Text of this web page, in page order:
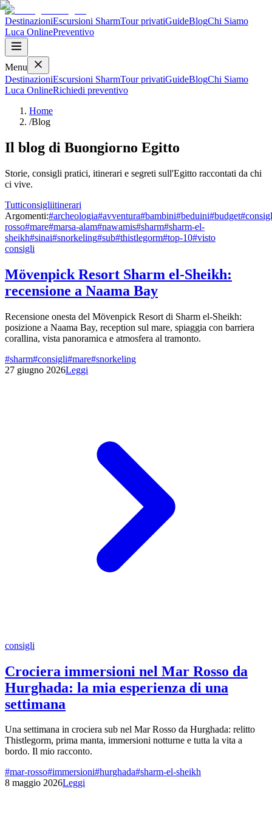
DestinazioniEscursioni SharmTour privatiGuideBlogChi Siamo
Luca OnlinePreventivo
Menu
DestinazioniEscursioni SharmTour privatiGuideBlogChi Siamo
Luca OnlineRichiedi preventivo
Home
/Blog
Il blog di Buongiorno Egitto
Storie, consigli pratici, itinerari e segreti sull'Egitto raccontati da chi
ci vive.
Tutticonsigliitinerari
Argomenti:#archeologia#avventura#bambini#beduini#budget#
rosso#mare#marsa-alam#nawamis#sharm#sharm-el-
sheikh#sinai#snorkeling#sub#thistlegorm#top-10#visto
consigli
Mövenpick Resort Sharm el-Sheikh:
recensione a Naama Bay
Recensione onesta del Mövenpick Resort di Sharm el-Sheikh:
posizione a Naama Bay, reception sul mare, spiaggia con barriera
corallina, vista panoramica e atmosfera al tramonto.
#sharm#consigli#mare#snorkeling
27 giugno 2026Leggi
consigli
Crociera immersioni nel Mar Rosso da
Hurghada: la mia esperienza di una
settimana
Una settimana in crociera sub nel Mar Rosso da Hurghada: relitto
Thistlegorm, prima manta, immersioni notturne e tutta la vita a
bordo. Il mio racconto.
#mar-rosso#immersioni#hurghada#sharm-el-sheikh
8 maggio 2026Leggi